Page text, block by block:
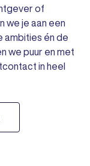
of
we je aan een
ambities én de
we puur en met
in heel